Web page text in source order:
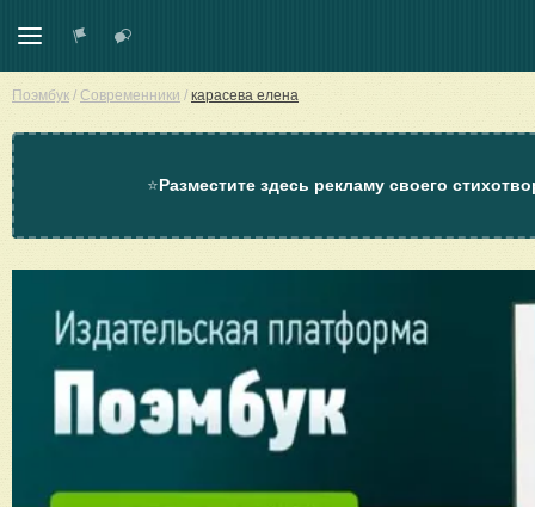
Поэмбук / Современники / карасева елена
⭐Разместите здесь рекламу своего